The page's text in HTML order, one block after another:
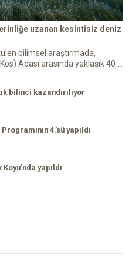
uzanan kesintisiz deniz
bilimsel araştırmada,
Adası arasında yaklaşık 40 ...
bilinci kazandırılıyor
4.’sü yapıldı
yapıldı